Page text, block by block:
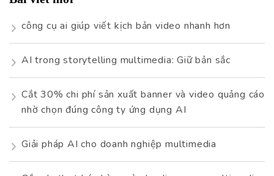
công cụ ai giúp viết kịch bản video nhanh hơn
AI trong storytelling multimedia: Giữ bản sắc
Cắt 30% chi phí sản xuất banner và video quảng cáo
nhờ chọn đúng công ty ứng dụng AI
Giải pháp AI cho doanh nghiệp multimedia